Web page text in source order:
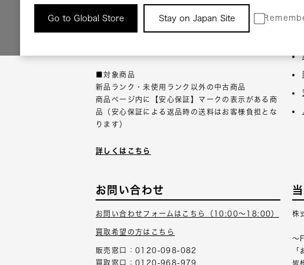
Go to Global Store Stay on Japan Site
返品について
■対象商品
新品ランク・未使用ランク以外の中古商品
商品ページ内に【安心保証】マークの表示がある商
品（安心保証による返品時の送料はお客様負担とな
ります）
詳しくはこちら
お問い合わせ
お問い合わせフォームはこちら（10:00～18:00）
買取希望の方はこちら
販売窓口：0120-098-082
買取窓口：0120-968-979
株
～
皆